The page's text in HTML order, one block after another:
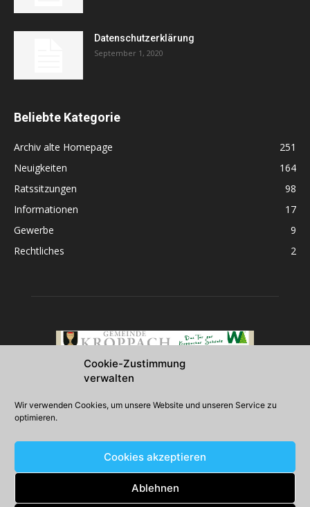
Cookie-Zustimmung
verwalten
Wir verwenden Cookies, um unsere Website und unseren Service zu
optimieren.
Cookies akzeptieren
Ablehnen
Datenschutzerklärung
September 1, 2020
Beliebte Kategorie
Archiv alte Homepage
251
Neuigkeiten
164
Ratssitzungen
98
Informationen
17
Gewerbe
9
Rechtliches
2